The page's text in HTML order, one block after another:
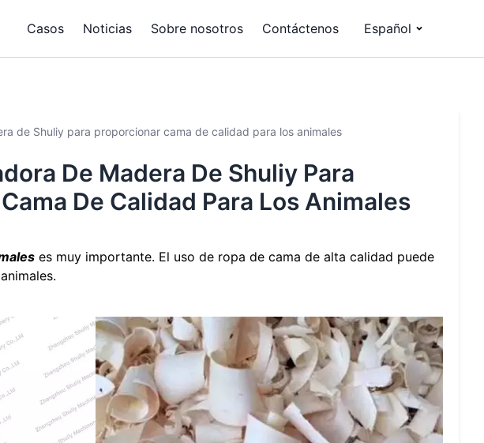
Casos Noticias Sobre nosotros Contáctenos Español
de Shuliy para proporcionar cama de calidad para los animales
De Madera De Shuliy Para
De Calidad Para Los Animales
es muy importante. El uso de ropa de cama de alta calidad puede